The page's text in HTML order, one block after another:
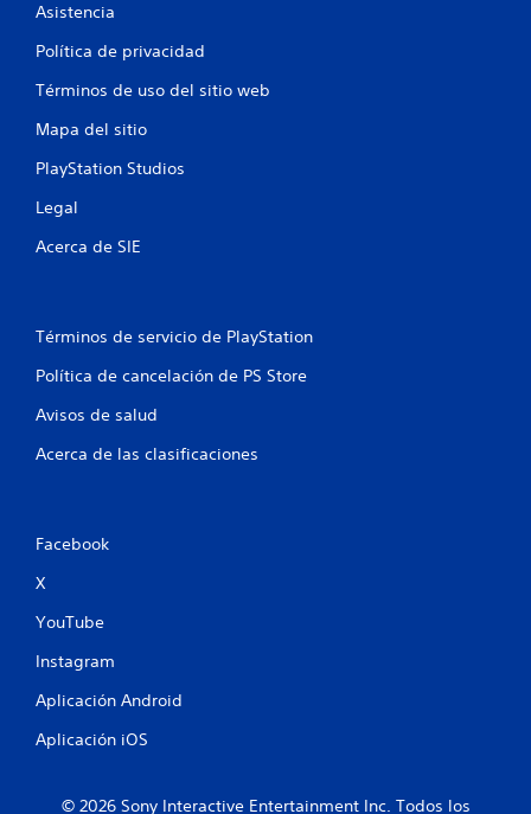
Asistencia
Política de privacidad
Términos de uso del sitio web
Mapa del sitio
PlayStation Studios
Legal
Acerca de SIE
Términos de servicio de PlayStation
Política de cancelación de PS Store
Avisos de salud
Acerca de las clasificaciones
Facebook
X
YouTube
Instagram
Aplicación Android
Aplicación iOS
© 2026 Sony Interactive Entertainment Inc. Todos los